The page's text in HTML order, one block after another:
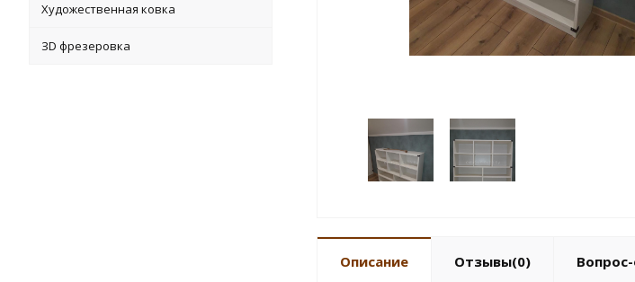
Художественная ковка
ЗD фрезеровка
Описание Отзывы(0)